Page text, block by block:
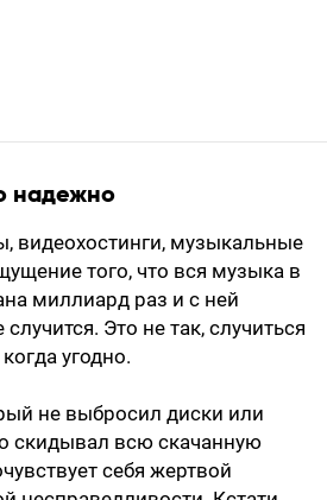
надежно
видеохостинги, музыкальные
того, что вся музыка в
миллиард раз и с ней
Это не так, случиться
угодно.
не выбросил диски или
скидывал всю скачанную
себя жертвой